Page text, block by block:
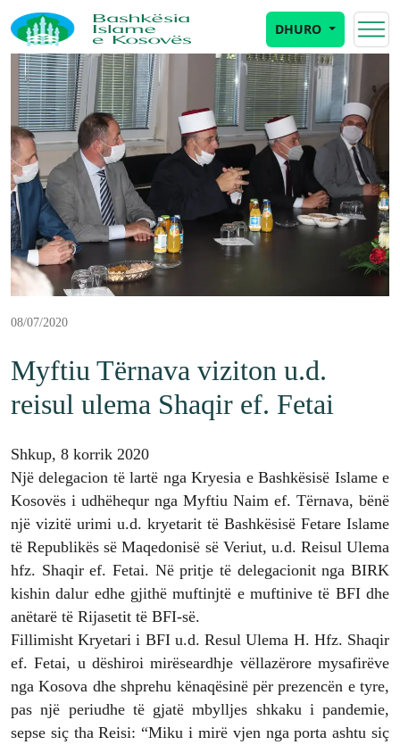
DHURO
08/07/2020
Myftiu Tërnava viziton u.d.
reisul ulema Shaqir ef. Fetai
Shkup, 8 korrik 2020
Një delegacion të lartë nga Kryesia e Bashkësisë Islame e
Kosovës i udhëhequr nga Myftiu Naim ef. Tërnava, bënë
një vizitë urimi u.d. kryetarit të Bashkësisë Fetare Islame
të Republikës së Maqedonisë së Veriut, u.d. Reisul Ulema
hfz. Shaqir ef. Fetai. Në pritje të delegacionit nga BIRK
kishin dalur edhe gjithë muftinjtë e muftinive të BFI dhe
anëtarë të Rijasetit të BFI-së.
Fillimisht Kryetari i BFI u.d. Resul Ulema H. Hfz. Shaqir
ef. Fetai, u dëshiroi mirëseardhje vëllazërore mysafirëve
nga Kosova dhe shprehu kënaqësinë për prezencën e tyre,
pas një periudhe të gjatë mbylljes shkaku i pandemie,
sepse siç tha Reisi: “Miku i mirë vjen nga porta ashtu siç